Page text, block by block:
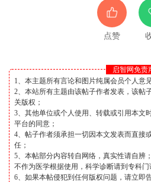
点赞
启智网免责
1、本主题所有言论和图片纯属会员个人意
2、本站所有主题由该帖子作者发表，该帖
关版权；
3、其他单位或个人使用、转载或引用本文
平台的同意；
4、帖子作者须承担一切因本文发表而直接
任；
5、本帖部分内容转自网络，真实性请自辨
不作为医学根据使用，科学诊断请到专科门
6、如果本帖侵犯到任何版权问题，请立即